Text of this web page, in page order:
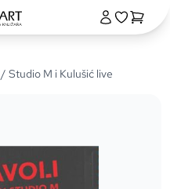
/ Studio M i Kulušić live